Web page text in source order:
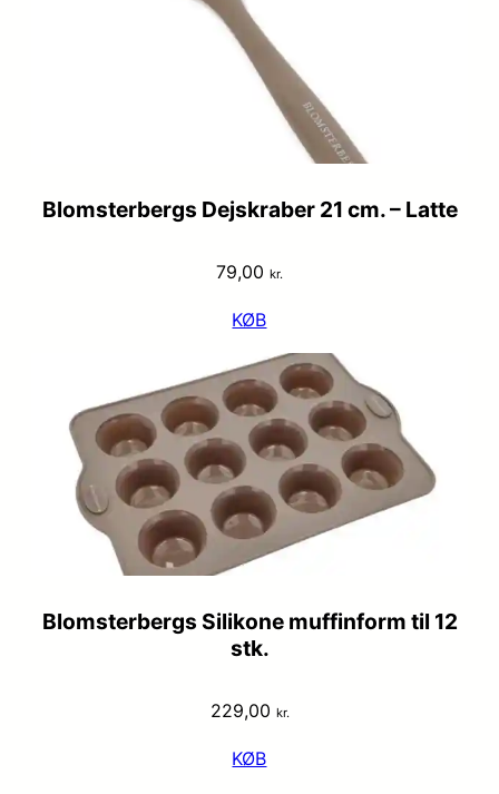
Blomsterbergs Dejskraber 21 cm. – Latte
79,00 kr.
KØB
Blomsterbergs Silikone muffinform til 12
stk.
229,00 kr.
KØB